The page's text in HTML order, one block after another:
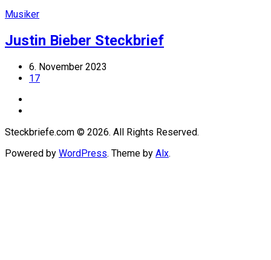
Musiker
Justin Bieber Steckbrief
6. November 2023
17
Steckbriefe.com © 2026. All Rights Reserved.
Powered by WordPress. Theme by Alx.